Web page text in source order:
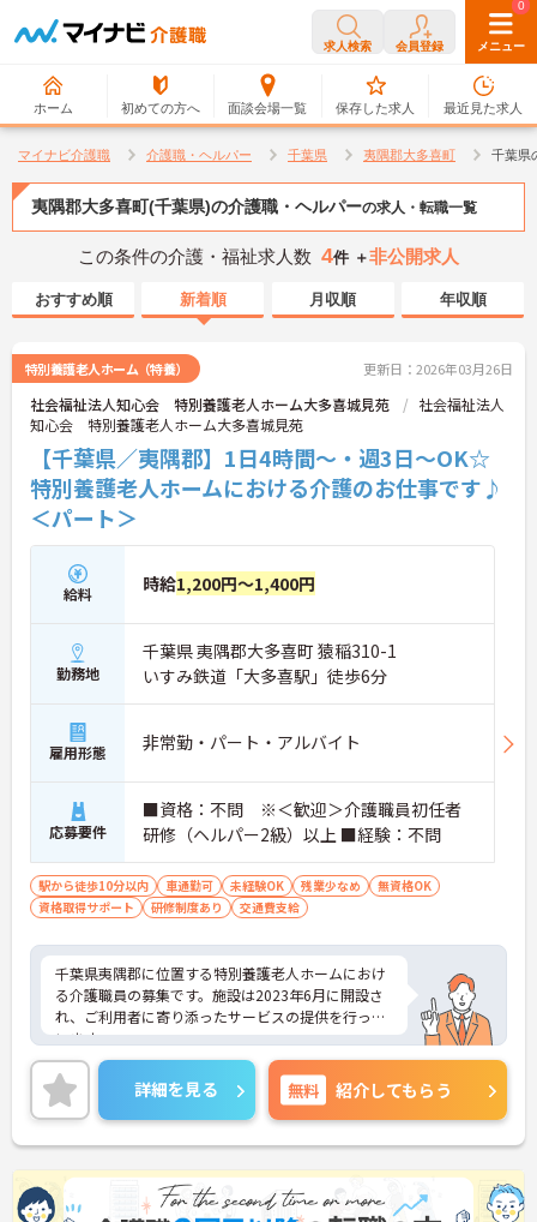
求人検索 会員登録 メニュー
ホーム 初めての方へ 面談会場一覧
0
保存した求人
0
最近見た求人
マイナビ介護職 介護職・ヘルパー 千葉県 夷隅郡大多喜町 千葉県
夷隅郡大多喜町(千葉県)の介護職・ヘルパーの求人・転職一覧
この条件の介護・福祉求人数 4件 ＋非公開求人
おすすめ順 新着順 月収順 年収順
特別養護老人ホーム（特養） 更新日：2026年03月26日
社会福祉法人知心会 特別養護老人ホーム大多喜城見苑
社会福祉法人
知心会 特別養護老人ホーム大多喜城見苑
【千葉県／夷隅郡】1日4時間～・週3日～OK☆
特別養護老人ホームにおける介護のお仕事です♪
＜パート＞
給料 時給1,200円～1,400円
勤務地
千葉県 夷隅郡大多喜町 猿稲310-1
いすみ鉄道「大多喜駅」徒歩6分
雇用形態 非常勤・パート・アルバイト
応募要件
■資格：不問 ※＜歓迎＞介護職員初任者
研修（ヘルパー2級）以上 ■経験：不問
駅から徒歩10分以内 車通勤可 未経験OK 残業少なめ
無資格OK
資格取得サポート
研修制度あり 交通費支給
千葉県夷隅郡に位置する特別養護老人ホームにおけ
る介護職員の募集です。施設は2023年6月に開設さ
れ、ご利用者に寄り添ったサービスの提供を行って
います。
勤務時間（1日4時間～）・勤務日数（週3日～）と
もに相談可能なので、無理なくプライベートを大切
にしながらご勤務いただけます。また、資格取得支
援制度があり、働きながらスキルアップが目指せま
す。
ご興味のある方には、面接対策ポイントなど、さら
に詳細をお話しいたしますのでお気軽にご相談くだ
さい！
詳細を見る 無料 紹介してもらう